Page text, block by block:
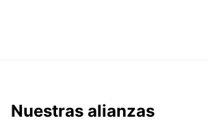
Nuestras alianzas